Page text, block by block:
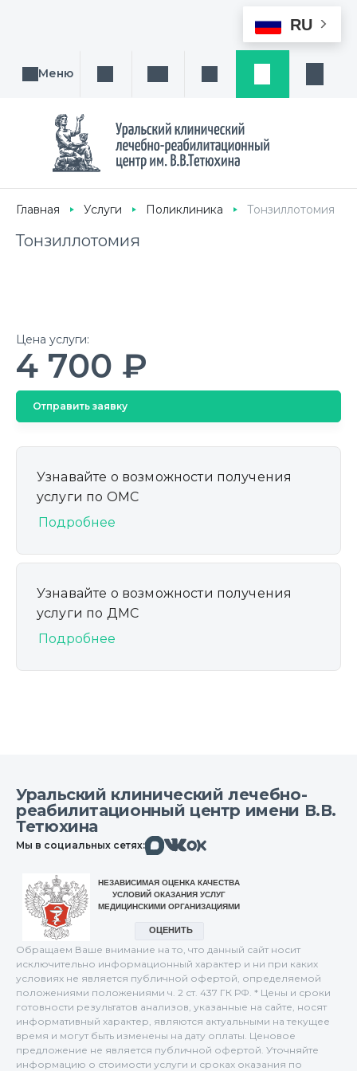
RU
Меню Поиск услуги, направления или врача
Написать намЗаказ звонка
Главная Услуги Поликлиника Тонзиллотомия
Тонзиллотомия
Цена услуги:
4 700 ₽
Отправить заявку
Узнавайте о возможности получения
услуги по ОМС
Подробнее
Узнавайте о возможности получения
услуги по ДМС
Подробнее
Уральский клинический лечебно-
реабилитационный центр имени В.В.
Тетюхина
Мы в социальных сетях:МаксВконтактеОдноклассники
Обращаем Ваше внимание на то, что данный сайт носит
исключительно информационный характер и ни при каких
условиях не является публичной офертой, определяемой
положениями положениями ч. 2 ст. 437 ГК РФ. * Цены и сроки
готовности результатов анализов, указанные на сайте, носят
информативный характер, являются актуальными на текущее
время и могут быть изменены на дату оплаты. Ценовое
предложение не является публичной офертой. Уточняйте
информацию о стоимости услуги и сроках оказания по